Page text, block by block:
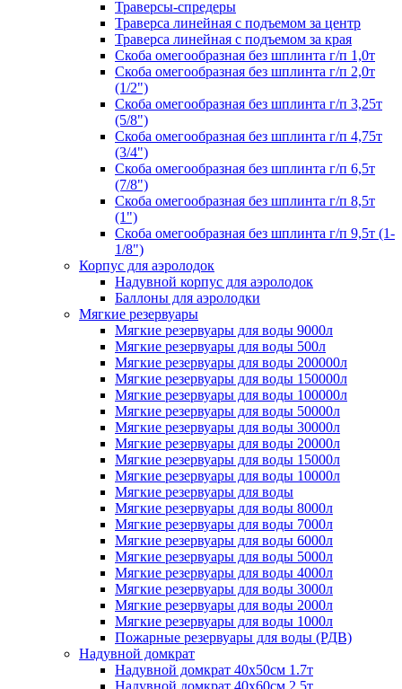
Траверсы-спредеры
Траверса линейная с подъемом за центр
Траверса линейная с подъемом за края
Скоба омегообразная без шплинта г/п 1,0т
Скоба омегообразная без шплинта г/п 2,0т
(1/2")
Скоба омегообразная без шплинта г/п 3,25т
(5/8")
Скоба омегообразная без шплинта г/п 4,75т
(3/4")
Скоба омегообразная без шплинта г/п 6,5т
(7/8")
Скоба омегообразная без шплинта г/п 8,5т
(1")
Скоба омегообразная без шплинта г/п 9,5т (1-
1/8")
Корпус для аэролодок
Надувной корпус для аэролодок
Баллоны для аэролодки
Мягкие резервуары
Мягкие резервуары для воды 9000л
Мягкие резервуары для воды 500л
Мягкие резервуары для воды 200000л
Мягкие резервуары для воды 150000л
Мягкие резервуары для воды 100000л
Мягкие резервуары для воды 50000л
Мягкие резервуары для воды 30000л
Мягкие резервуары для воды 20000л
Мягкие резервуары для воды 15000л
Мягкие резервуары для воды 10000л
Мягкие резервуары для воды
Мягкие резервуары для воды 8000л
Мягкие резервуары для воды 7000л
Мягкие резервуары для воды 6000л
Мягкие резервуары для воды 5000л
Мягкие резервуары для воды 4000л
Мягкие резервуары для воды 3000л
Мягкие резервуары для воды 2000л
Мягкие резервуары для воды 1000л
Пожарные резервуары для воды (РДВ)
Надувной домкрат
Надувной домкрат 40х50см 1.7т
Надувной домкрат 40х60см 2.5т